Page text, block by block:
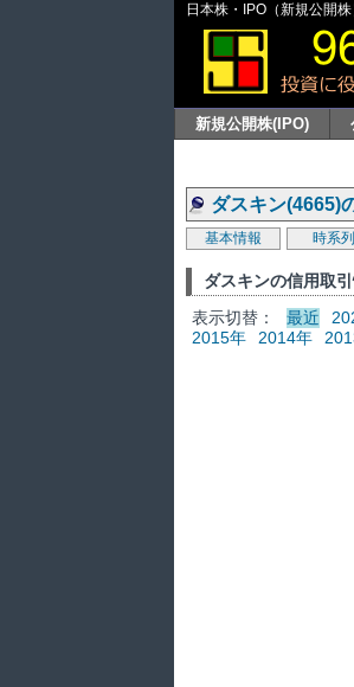
日本株・IPO（新規公開
新規公開株(IPO)
ダスキン(4665)
基本情報 時系列
ダスキンの信用取
表示切替：
最近
2015年
2014年